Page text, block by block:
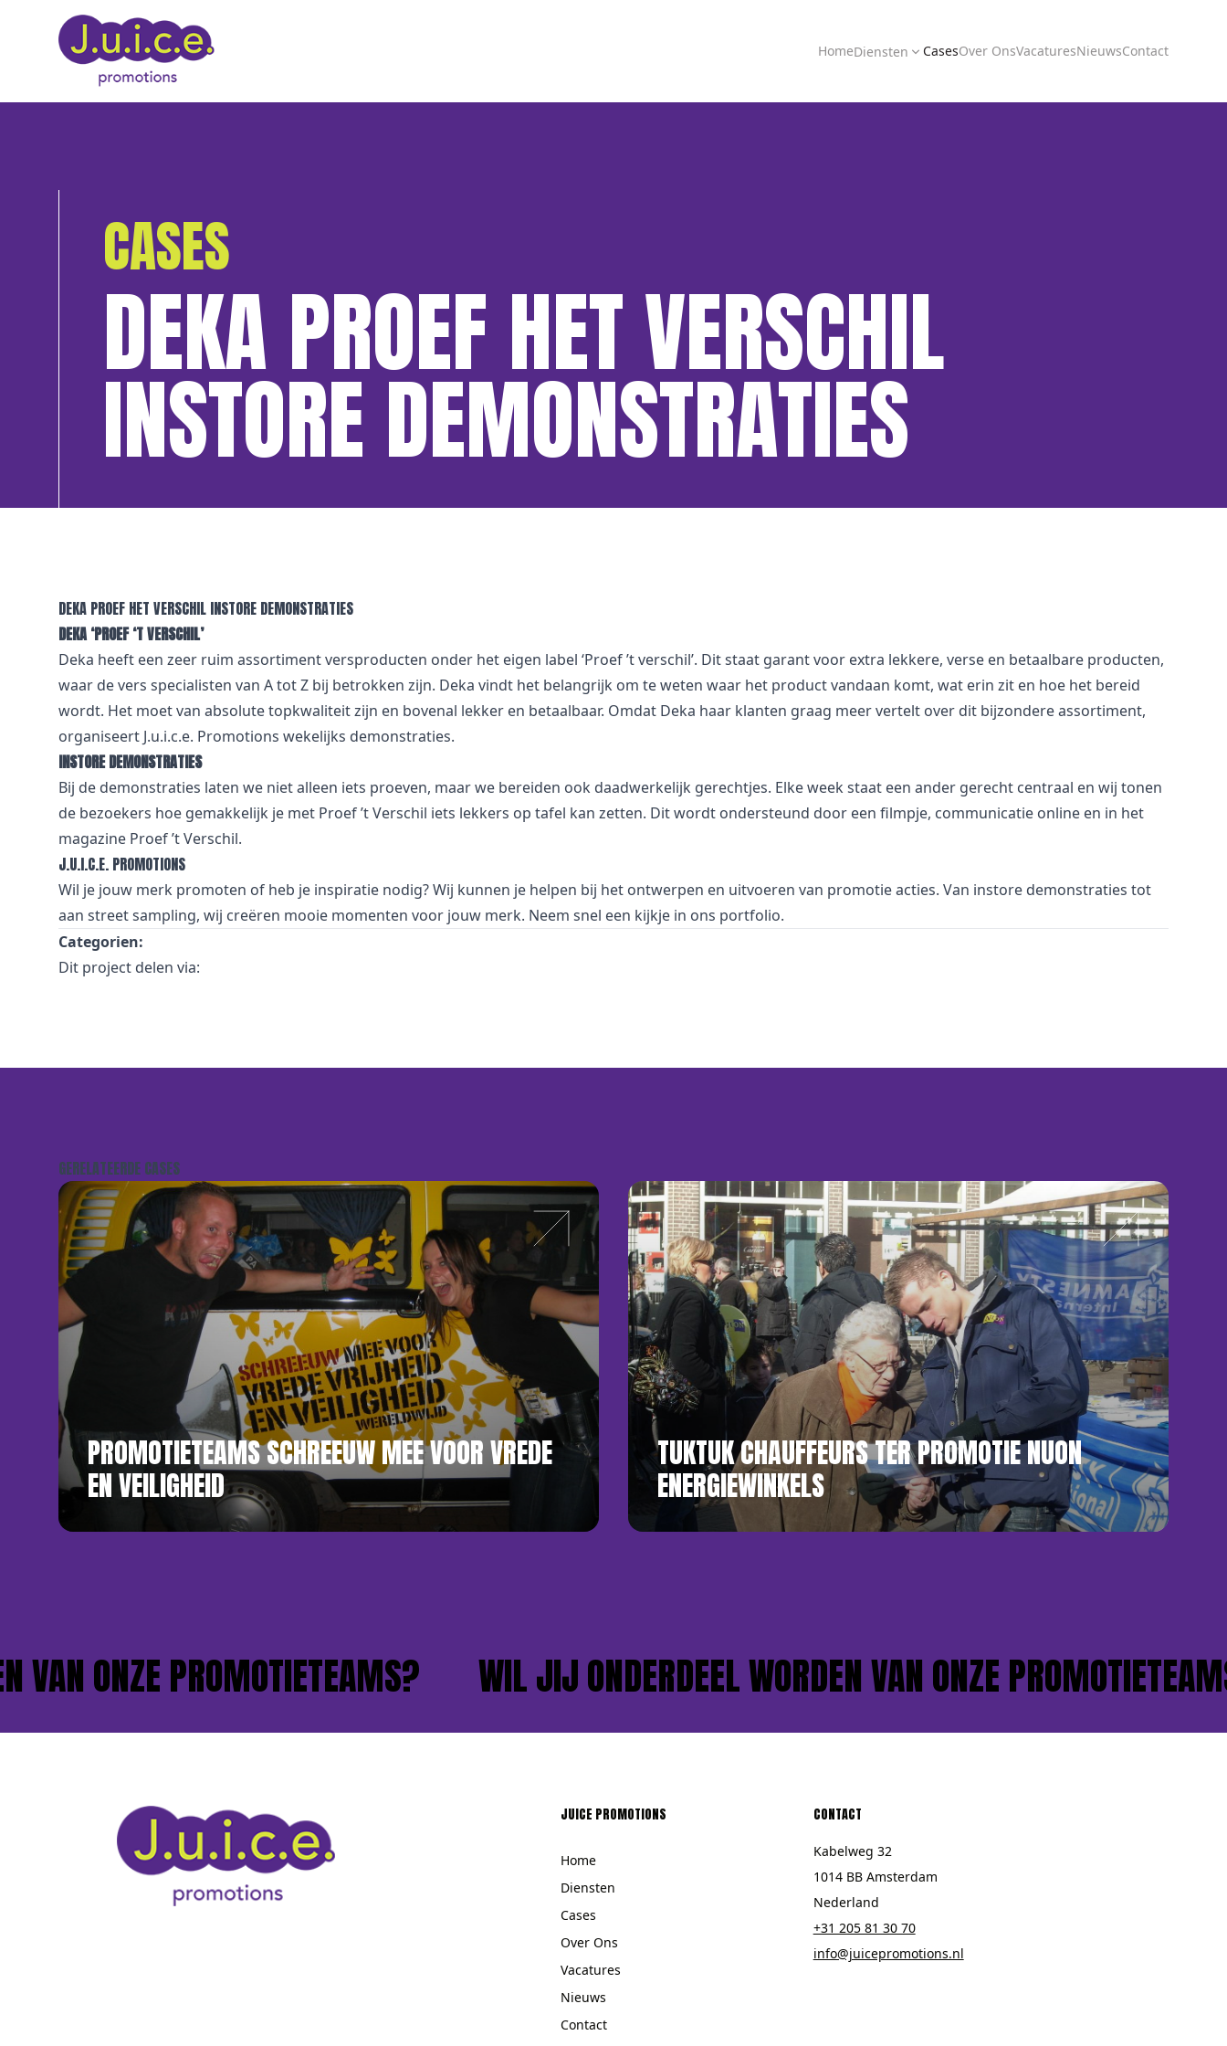
HomeDiensten CasesOver OnsVacaturesNieuwsContact
CASES
DEKA PROEF HET VERSCHIL
INSTORE DEMONSTRATIES
DEKA PROEF HET VERSCHIL INSTORE DEMONSTRATIES
DEKA ‘PROEF ‘T VERSCHIL’
Deka heeft een zeer ruim assortiment versproducten onder het eigen label ‘Proef ’t verschil’. Dit staat garant voor extra lekkere, verse en betaalbare producten,
waar de vers specialisten van A tot Z bij betrokken zijn. Deka vindt het belangrijk om te weten waar het product vandaan komt, wat erin zit en hoe het bereid
wordt. Het moet van absolute topkwaliteit zijn en bovenal lekker en betaalbaar. Omdat Deka haar klanten graag meer vertelt over dit bijzondere assortiment,
organiseert J.u.i.c.e. Promotions wekelijks demonstraties.
INSTORE DEMONSTRATIES
Bij de demonstraties laten we niet alleen iets proeven, maar we bereiden ook daadwerkelijk gerechtjes. Elke week staat een ander gerecht centraal en wij tonen
de bezoekers hoe gemakkelijk je met Proef ’t Verschil iets lekkers op tafel kan zetten. Dit wordt ondersteund door een filmpje, communicatie online en in het
magazine Proef ’t Verschil.
J.U.I.C.E. PROMOTIONS
Wil je jouw merk promoten of heb je inspiratie nodig? Wij kunnen je helpen bij het ontwerpen en uitvoeren van promotie acties. Van instore demonstraties tot
aan street sampling, wij creëren mooie momenten voor jouw merk. Neem snel een kijkje in ons portfolio.
Categorien:
Dit project delen via:
GERELATEERDE CASES
PROMOTIETEAMS SCHREEUW MEE VOOR VREDE
EN VEILIGHEID
TUKTUK CHAUFFEURS TER PROMOTIE NUON
ENERGIEWINKELS
ONZE PROMOTIETEAMS? WIL JIJ ONDERDEEL WORDEN VAN ONZE PROMOTIETEAMS?
JUICE PROMOTIONS
Home
Diensten
Cases
Over Ons
Vacatures
Nieuws
Contact
CONTACT
Kabelweg 32
1014 BB Amsterdam
Nederland
+31 205 81 30 70
info@juicepromotions.nl